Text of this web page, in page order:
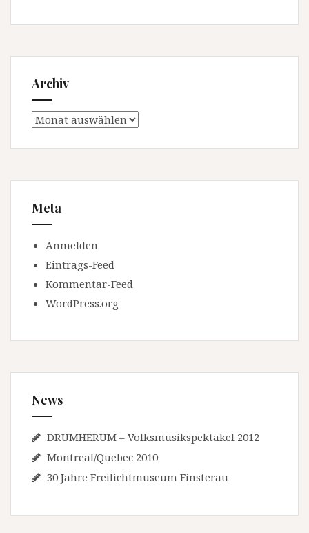
Archiv
Archiv
Meta
Anmelden
Eintrags-Feed
Kommentar-Feed
WordPress.org
News
DRUMHERUM – Volksmusikspektakel 2012
Montreal/Quebec 2010
30 Jahre Freilichtmuseum Finsterau